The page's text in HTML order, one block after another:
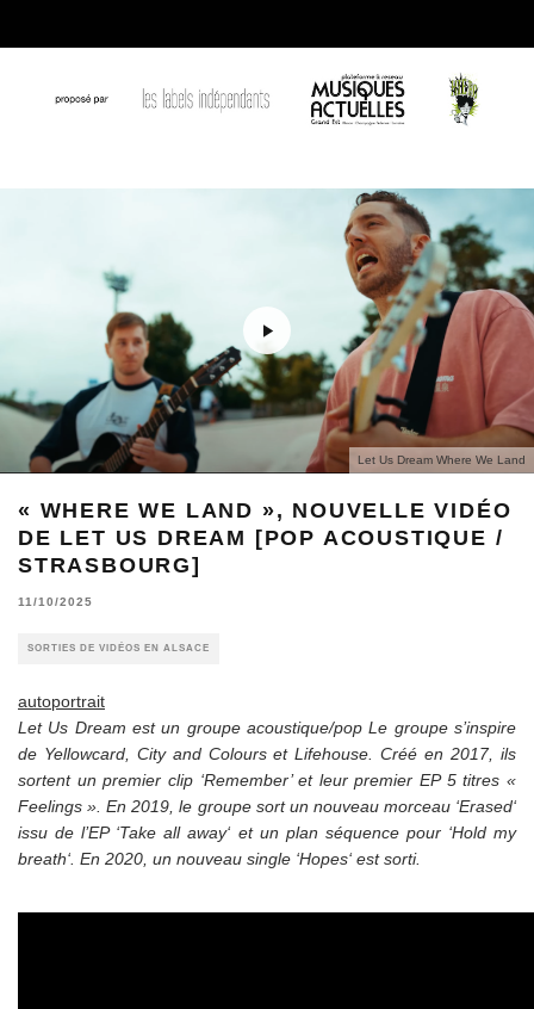
Let Us Dream Where We Land
« WHERE WE LAND », NOUVELLE VIDÉO
DE LET US DREAM [POP ACOUSTIQUE /
STRASBOURG]
11/10/2025
SORTIES DE VIDÉOS EN ALSACE
autoportrait
Let Us Dream est un groupe acoustique/pop Le groupe s’inspire
de Yellowcard, City and Colours et Lifehouse. Créé en 2017, ils
sortent un premier clip ‘Remember’ et leur premier EP 5 titres «
Feelings ». En 2019, le groupe sort un nouveau morceau ‘Erased‘
issu de l’EP ‘Take all away‘ et un plan séquence pour ‘Hold my
breath‘. En 2020, un nouveau single ‘Hopes‘ est sorti.